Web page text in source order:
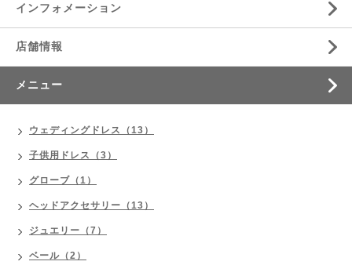
インフォメーション
店舗情報
メニュー
ウェディングドレス（13）
子供用ドレス（3）
グローブ（1）
ヘッドアクセサリー（13）
ジュエリー（7）
ベール（2）